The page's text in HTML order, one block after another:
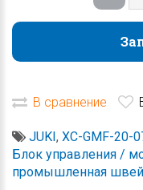
В сравнение
JUKI, XC-GMF-20-
Блок управления /
промышленная